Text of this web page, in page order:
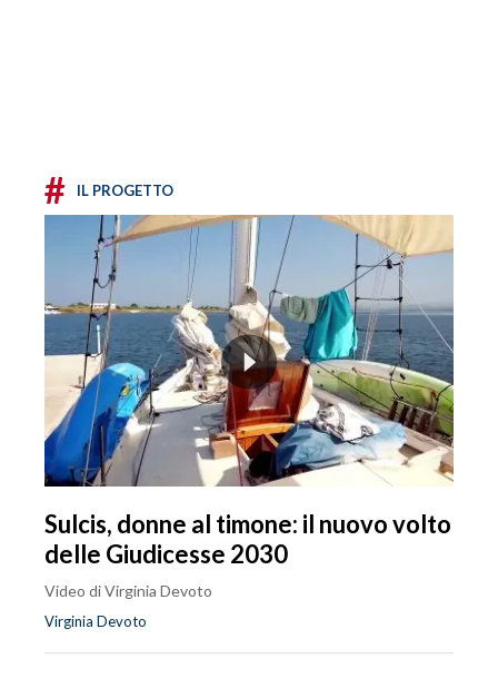
# IL PROGETTO
Sulcis, donne al timone: il nuovo volto
delle Giudicesse 2030
Video di Virginia Devoto
Virginia Devoto